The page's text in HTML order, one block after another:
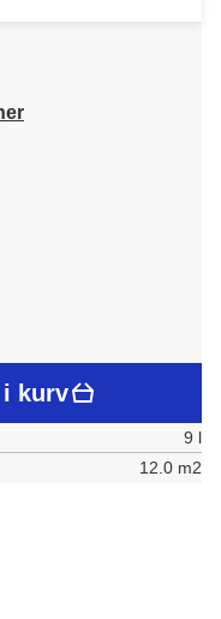
kurv
9 l
12.0 m2